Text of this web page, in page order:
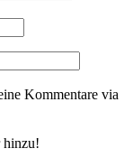
Kommentare via
hinzu!